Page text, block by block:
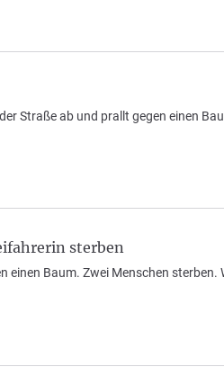
Straße ab und prallt gegen einen
sterben
einen Baum. Zwei Menschen